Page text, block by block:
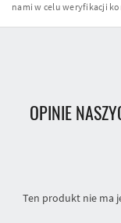
nami w celu weryfikacji
OPINIE
Ten produkt nie ma